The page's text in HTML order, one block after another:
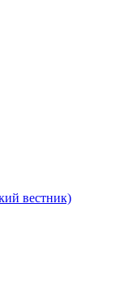
вестник)